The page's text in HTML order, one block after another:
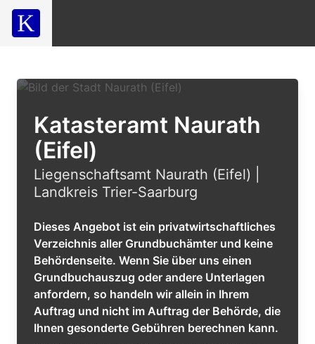
Katasteramt Naurath
(Eifel)
Liegenschaftsamt Naurath (Eifel) |
Landkreis Trier-Saarburg
Dieses Angebot ist ein privatwirtschaftliches
Verzeichnis aller Grundbuchämter und keine
Behördenseite. Wenn Sie über uns einen
Grundbuchauszug oder andere Unterlagen
anfordern, so handeln wir allein in Ihrem
Auftrag und nicht im Auftrag der Behörde, die
Ihnen gesonderte Gebühren berechnen kann.